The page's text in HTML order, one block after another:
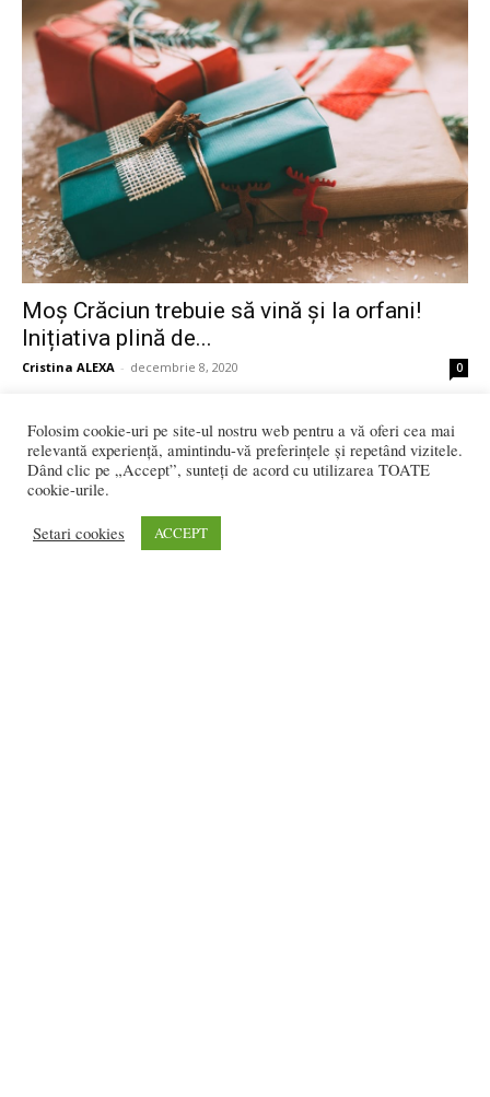
Moș Crăciun trebuie să vină și la orfani!
Inițiativa plină de...
Cristina ALEXA - decembrie 8, 2020 0
Folosim cookie-uri pe site-ul nostru web pentru a vă oferi cea mai
relevantă experiență, amintindu-vă preferințele și repetând vizitele.
Dând clic pe „Accept”, sunteți de acord cu utilizarea TOATE
cookie-urile.
Setari cookies ACCEPT